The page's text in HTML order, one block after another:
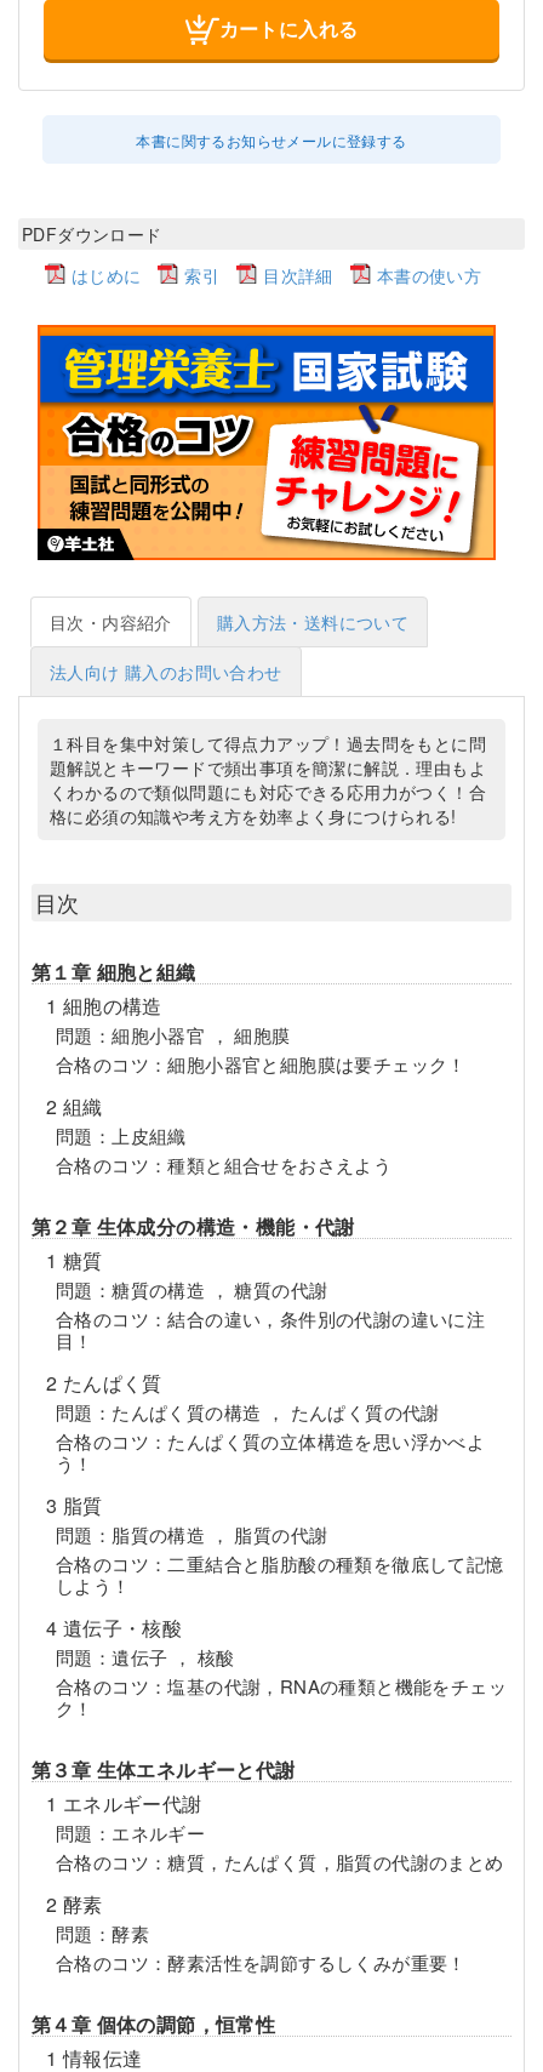
カートに入れる
本書に関するお知らせメールに登録する
PDFダウンロード
はじめに
索引 目次詳細 本書の使い方
目次・内容紹介 購入方法・送料について
法人向け 購入のお問い合わせ
１科目を集中対策して得点力アップ！過去問をもとに問
題解説とキーワードで頻出事項を簡潔に解説．理由もよ
くわかるので類似問題にも対応できる応用力がつく！合
格に必須の知識や考え方を効率よく身につけられる!
目次
第１章 細胞と組織
1 細胞の構造
問題：細胞小器官 ， 細胞膜
合格のコツ：細胞小器官と細胞膜は要チェック！
2 組織
問題：上皮組織
合格のコツ：種類と組合せをおさえよう
第２章 生体成分の構造・機能・代謝
1 糖質
問題：糖質の構造 ， 糖質の代謝
合格のコツ：結合の違い，条件別の代謝の違いに注
目！
2 たんぱく質
問題：たんぱく質の構造 ， たんぱく質の代謝
合格のコツ：たんぱく質の立体構造を思い浮かべよ
う！
3 脂質
問題：脂質の構造 ， 脂質の代謝
合格のコツ：二重結合と脂肪酸の種類を徹底して記憶
しよう！
4 遺伝子・核酸
問題：遺伝子 ， 核酸
合格のコツ：塩基の代謝，RNAの種類と機能をチェッ
ク！
第３章 生体エネルギーと代謝
1 エネルギー代謝
問題：エネルギー
合格のコツ：糖質，たんぱく質，脂質の代謝のまとめ
2 酵素
問題：酵素
合格のコツ：酵素活性を調節するしくみが重要！
第４章 個体の調節，恒常性
1 情報伝達